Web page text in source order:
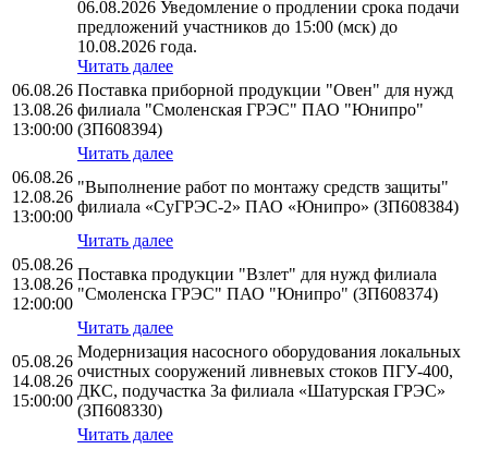
06.08.2026 Уведомление о продлении срока подачи
предложений участников до 15:00 (мск) до
10.08.2026 года.
Читать далее
06.08.26
13.08.26
13:00:00
Поставка приборной продукции "Овен" для нужд
филиала "Смоленская ГРЭС" ПАО "Юнипро"
(ЗП608394)
Читать далее
06.08.26
12.08.26
13:00:00
"Выполнение работ по монтажу средств защиты"
филиала «СуГРЭС-2» ПАО «Юнипро» (ЗП608384)
Читать далее
05.08.26
13.08.26
12:00:00
Поставка продукции "Взлет" для нужд филиала
"Смоленска ГРЭС" ПАО "Юнипро" (ЗП608374)
Читать далее
05.08.26
14.08.26
15:00:00
Модернизация насосного оборудования локальных
очистных сооружений ливневых стоков ПГУ-400,
ДКС, подучастка 3а филиала «Шатурская ГРЭС»
(ЗП608330)
Читать далее